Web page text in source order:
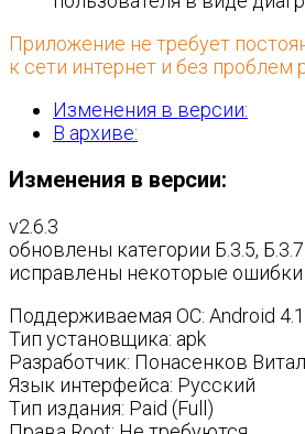
Приложение не требует
к сети интернет и без проблем
Изменения в версии:
В архиве:
Изменения в версии:
v2.6.3
обновлены категории Б.3.5, Б.3.7
исправлены некоторые ошибки
Поддерживаемая ОС: Android
Тип установщика: apk
Разработчик: Понасенков
Язык интерфейса: Русский
Тип издания: Paid (Full)